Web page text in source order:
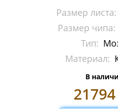
Бассейны и
Камень
Керамика
Стекло
Размер листа:
Размер чипа:
Тип:
Материал:
В
21794